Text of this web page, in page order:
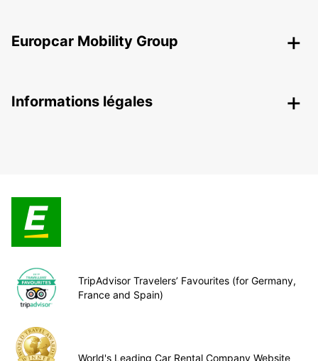
Europcar Mobility Group
Informations légales
TripAdvisor Travelers’ Favourites (for Germany,
France and Spain)
World's Leading Car Rental Company Website